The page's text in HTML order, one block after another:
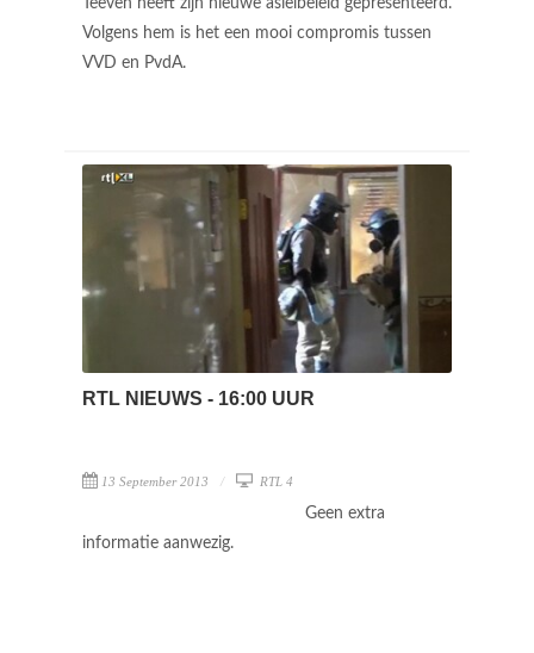
Volgens hem is het een mooi compromis tussen
VVD en PvdA.
RTL NIEUWS - 16:00 UUR
13 September 2013 RTL 4
Geen extra
informatie aanwezig.